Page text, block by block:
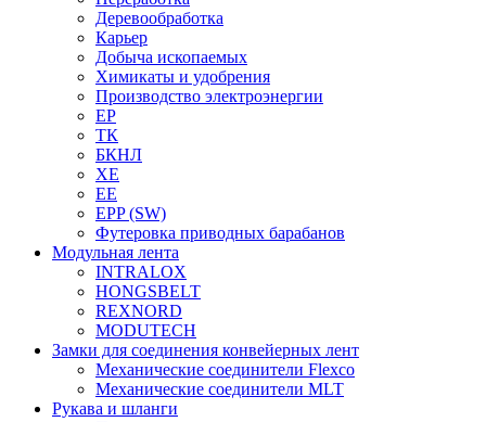
Деревообработка
Карьер
Добыча ископаемых
Химикаты и удобрения
Производство электроэнергии
EP
ТК
БКНЛ
XE
EE
EPP (SW)
Футеровка приводных барабанов
Модульная лента
INTRALOX
HONGSBELT
REXNORD
MODUTECH
Замки для соединения конвейерных лент
Механические соединители Flexco
Механические соединители MLT
Рукава и шланги